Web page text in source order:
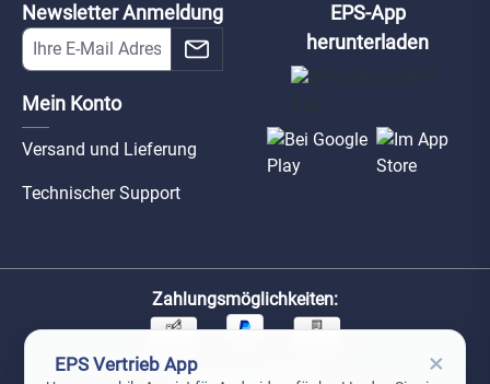
Newsletter Anmeldung
Mein Konto
Versand und Lieferung
Technischer Support
EPS-App
herunterladen
Zahlungsmöglichkeiten:
Unsere Versandpartner:
EPS Vertrieb App ×